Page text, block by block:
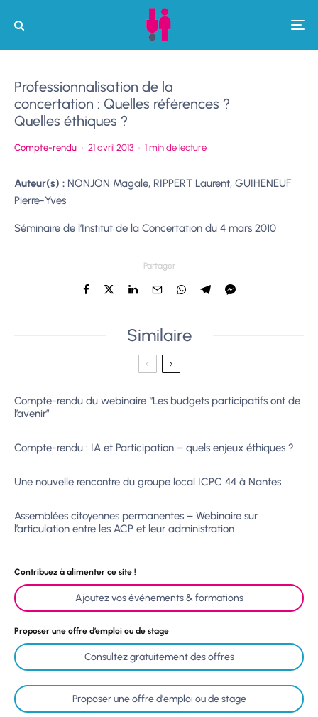
Professionnalisation de la
concertation : Quelles références ?
Quelles éthiques ?
Compte-rendu · 21 avril 2013 · 1 min de lecture
Auteur(s) : NONJON Magale, RIPPERT Laurent, GUIHENEUF
Pierre-Yves
Séminaire de l’Institut de la Concertation du 4 mars 2010
Partager
Similaire
Compte-rendu du webinaire “Les budgets participatifs ont de
l’avenir”
Compte-rendu : IA et Participation – quels enjeux éthiques ?
Une nouvelle rencontre du groupe local ICPC 44 à Nantes
Assemblées citoyennes permanentes – Webinaire sur
l’articulation entre les ACP et leur administration
Contribuez à alimenter ce site !
Ajoutez vos événements & formations
Proposer une offre d’emploi ou de stage
Consultez gratuitement des offres
Proposer une offre d'emploi ou de stage